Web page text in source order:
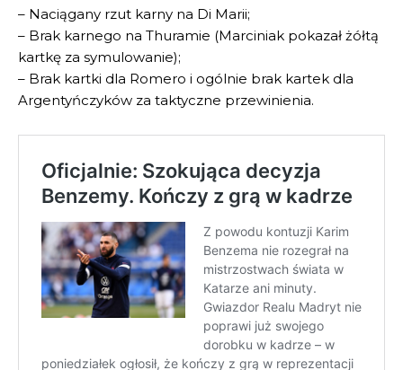
– Naciągany rzut karny na Di Marii;
– Brak karnego na Thuramie (Marciniak pokazał żółtą
kartkę za symulowanie);
– Brak kartki dla Romero i ogólnie brak kartek dla
Argentyńczyków za taktyczne przewinienia.